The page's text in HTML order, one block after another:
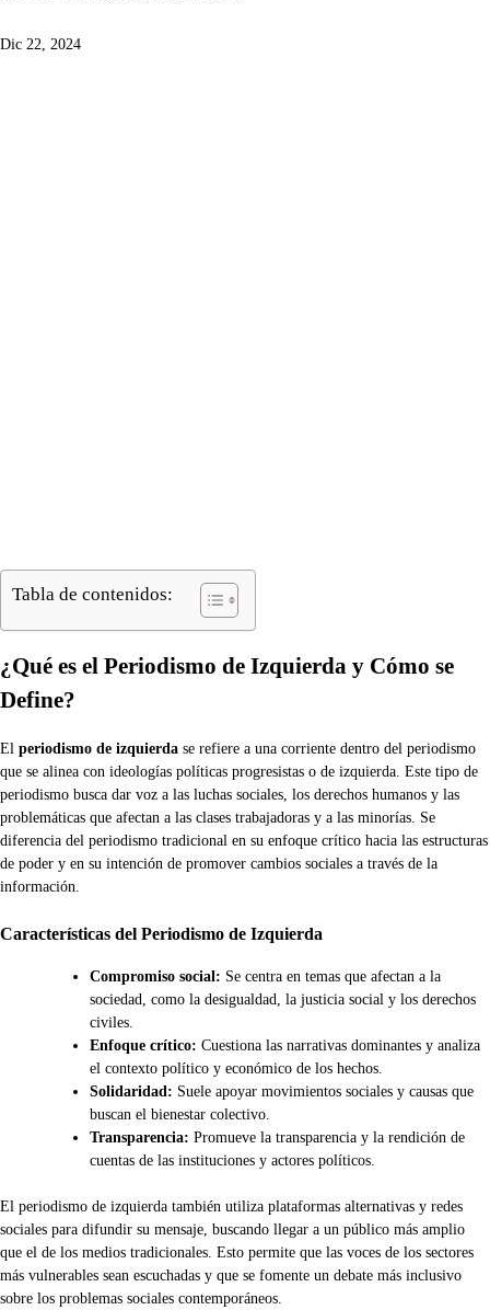
Dic 22, 2024
Tabla de contenidos:
¿Qué es el Periodismo de Izquierda y Cómo se
Define?
El periodismo de izquierda se refiere a una corriente dentro del periodismo
que se alinea con ideologías políticas progresistas o de izquierda. Este tipo de
periodismo busca dar voz a las luchas sociales, los derechos humanos y las
problemáticas que afectan a las clases trabajadoras y a las minorías. Se
diferencia del periodismo tradicional en su enfoque crítico hacia las estructuras
de poder y en su intención de promover cambios sociales a través de la
información.
Características del Periodismo de Izquierda
Compromiso social: Se centra en temas que afectan a la
sociedad, como la desigualdad, la justicia social y los derechos
civiles.
Enfoque crítico: Cuestiona las narrativas dominantes y analiza
el contexto político y económico de los hechos.
Solidaridad: Suele apoyar movimientos sociales y causas que
buscan el bienestar colectivo.
Transparencia: Promueve la transparencia y la rendición de
cuentas de las instituciones y actores políticos.
El periodismo de izquierda también utiliza plataformas alternativas y redes
sociales para difundir su mensaje, buscando llegar a un público más amplio
que el de los medios tradicionales. Esto permite que las voces de los sectores
más vulnerables sean escuchadas y que se fomente un debate más inclusivo
sobre los problemas sociales contemporáneos.